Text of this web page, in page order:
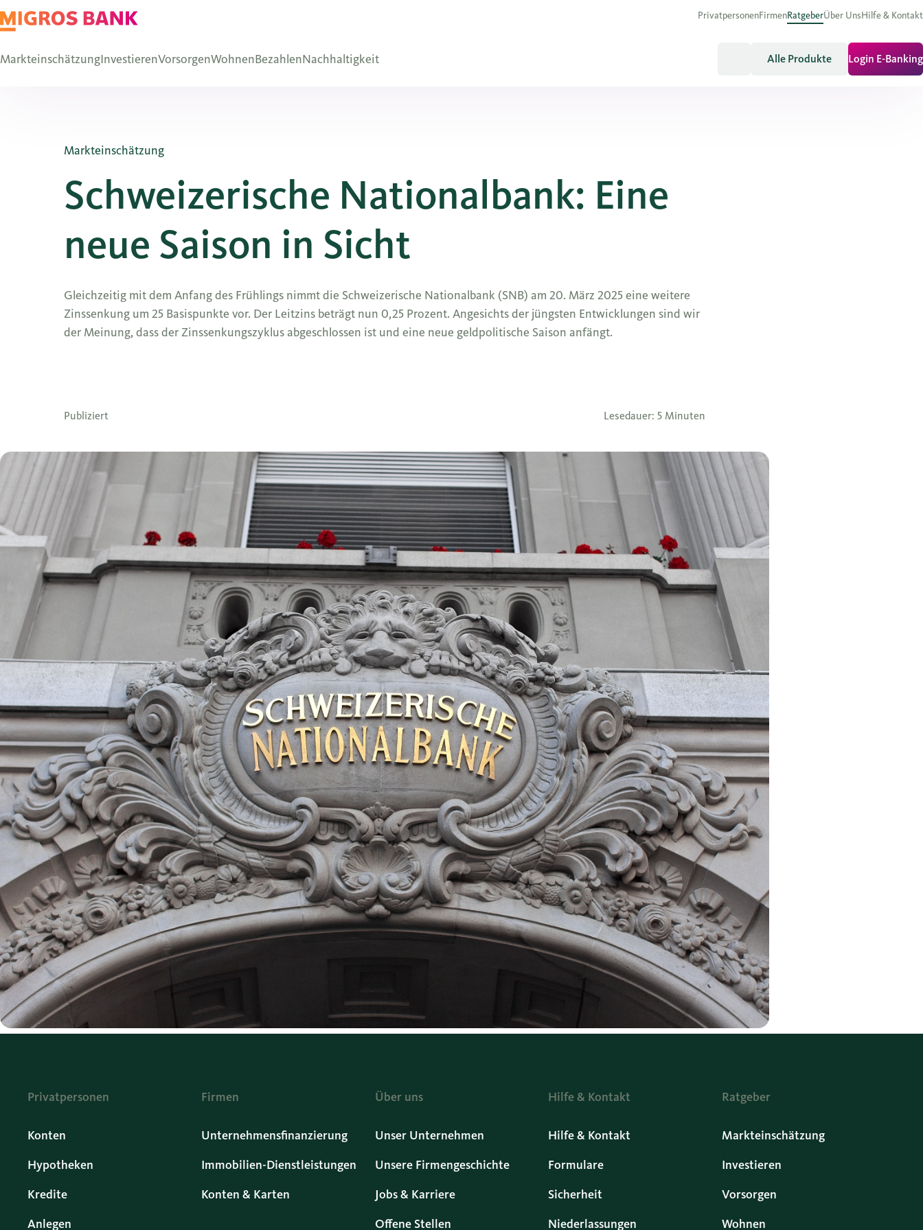
PrivatpersonenFirmenRatgeberÜber UnsHilfe & Kontakt
MarkteinschätzungInvestierenVorsorgenWohnenBezahlenNachhaltigkeit Alle Produkte Login E-Banking
Markteinschätzung
Schweizerische Nationalbank: Eine
neue Saison in Sicht
Gleichzeitig mit dem Anfang des Frühlings nimmt die Schweizerische Nationalbank (SNB) am 20. März 2025 eine weitere
Zinssenkung um 25 Basispunkte vor. Der Leitzins beträgt nun 0,25 Prozent. Angesichts der jüngsten Entwicklungen sind wir
der Meinung, dass der Zinssenkungszyklus abgeschlossen ist und eine neue geldpolitische Saison anfängt.
Publiziert Lesedauer: 5 Minuten
Privatpersonen
Konten
Hypotheken
Kredite
Anlegen
Firmen
Unternehmensfinanzierung
Immobilien-Dienstleistungen
Konten & Karten
Über uns
Unser Unternehmen
Unsere Firmengeschichte
Jobs & Karriere
Offene Stellen
Hilfe & Kontakt
Hilfe & Kontakt
Formulare
Sicherheit
Niederlassungen
Ratgeber
Markteinschätzung
Investieren
Vorsorgen
Wohnen